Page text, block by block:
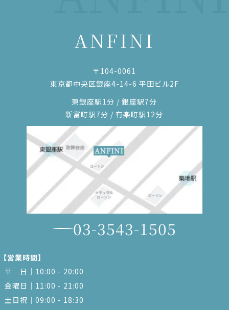
ANFINI
〒104-0061
東京都中央区銀座4-14-6 平田ビル2F
東銀座駅1分 / 銀座駅7分
新富町駅7分 / 有楽町駅12分
03-3543-1505
営業時間】
平 日｜10:00 - 20:00
金曜日｜11:00 - 21:00
土日祝｜09:00 - 18:30